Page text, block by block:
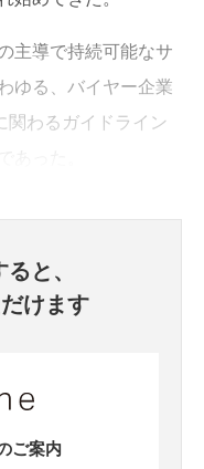
主導で持続可能なサ
ゆる、バイヤー企業
関わるガイドライン
と、
けます
ご案内